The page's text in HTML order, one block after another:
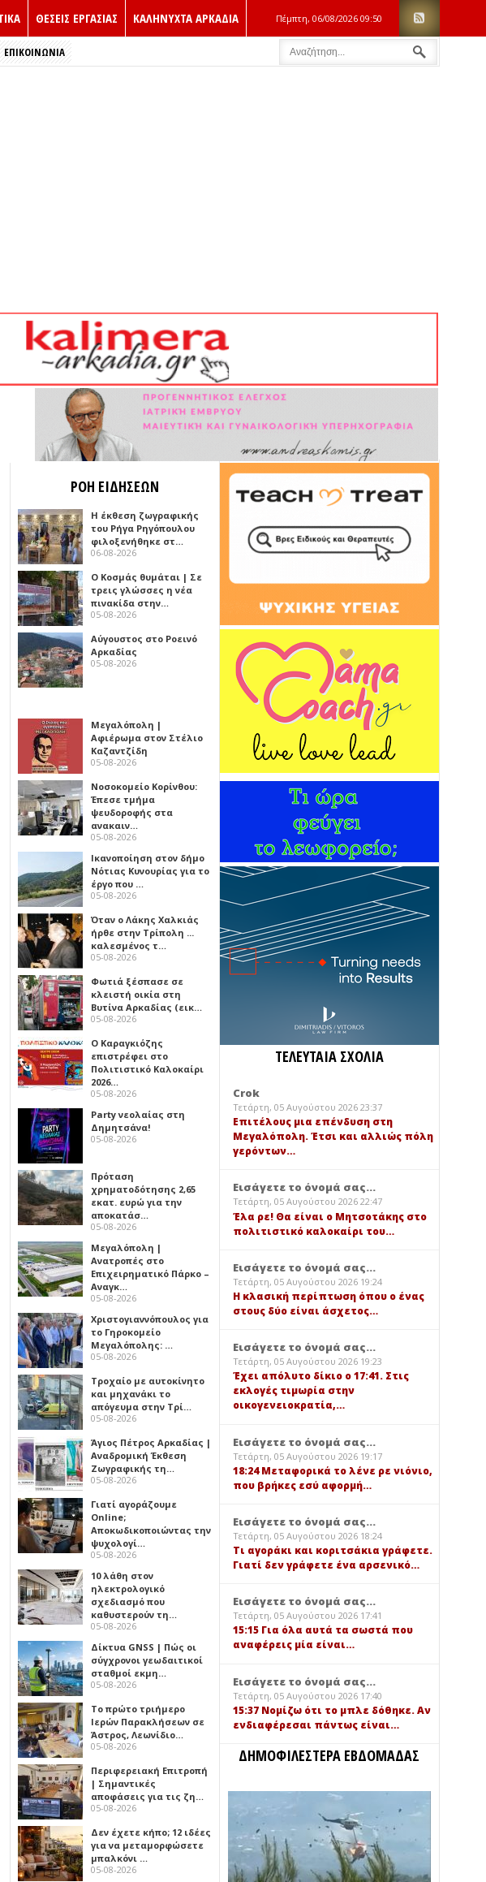
ΘΕΣΕΙΣ ΕΡΓΑΣΙΑΣ ΚΑΛΗΝΥΧΤΑ ΑΡΚΑΔΙΑ Πέμπτη, 06/08/2026 09:50
ΕΠΙΚΟΙΝΩΝΙΑ
ΡΟΗ ΕΙΔΗΣΕΩΝ
Η έκθεση ζωγραφικής
του Ρήγα Ρηγόπουλου
φιλοξενήθηκε στ…
06-08-2026
Ο Κοσμάς θυμάται | Σε
τρεις γλώσσες η νέα
πινακίδα στην…
05-08-2026
Αύγουστος στο Ροεινό
Αρκαδίας
05-08-2026
Μεγαλόπολη |
Αφιέρωμα στον Στέλιο
Καζαντζίδη
05-08-2026
Νοσοκομείο Κορίνθου:
Έπεσε τμήμα
ψευδοροφής στα
ανακαιν…
05-08-2026
Ικανοποίηση στον δήμο
Νότιας Κυνουρίας για το
έργο που …
05-08-2026
Όταν ο Λάκης Χαλκιάς
ήρθε στην Τρίπολη ...
καλεσμένος τ…
05-08-2026
Φωτιά ξέσπασε σε
κλειστή οικία στη
Βυτίνα Αρκαδίας (εικ…
05-08-2026
Ο Καραγκιόζης
επιστρέφει στο
Πολιτιστικό Καλοκαίρι
2026…
05-08-2026
Party νεολαίας στη
Δημητσάνα!
05-08-2026
Πρόταση
χρηματοδότησης 2,65
εκατ. ευρώ για την
αποκατάσ…
05-08-2026
Μεγαλόπολη |
Ανατροπές στο
Επιχειρηματικό Πάρκο –
Αναγκ…
05-08-2026
Χριστογιαννόπουλος για
το Γηροκομείο
Μεγαλόπολης: …
05-08-2026
Τροχαίο με αυτοκίνητο
και μηχανάκι το
απόγευμα στην Τρί…
05-08-2026
Άγιος Πέτρος Αρκαδίας |
Αναδρομική Έκθεση
Ζωγραφικής τη…
05-08-2026
Γιατί αγοράζουμε
Online;
Αποκωδικοποιώντας την
ψυχολογί…
05-08-2026
10 λάθη στον
ηλεκτρολογικό
σχεδιασμό που
καθυστερούν τη…
05-08-2026
Δίκτυα GNSS | Πώς οι
σύγχρονοι γεωδαιτικοί
σταθμοί εκμη…
05-08-2026
Το πρώτο τριήμερο
Ιερών Παρακλήσεων σε
Άστρος, Λεωνίδιο…
05-08-2026
Περιφερειακή Επιτροπή
| Σημαντικές
αποφάσεις για τις ζη…
05-08-2026
Δεν έχετε κήπο; 12 ιδέες
για να μεταμορφώσετε
μπαλκόνι …
05-08-2026
ΤΕΛΕΥΤΑΙΑ ΣΧΟΛΙΑ
Crok
Τετάρτη, 05 Αυγούστου 2026 23:37
Επιτέλους μια επένδυση στη
Μεγαλόπολη. Έτσι και αλλιώς πόλη
γερόντων…
Εισάγετε το όνομά σας...
Τετάρτη, 05 Αυγούστου 2026 22:47
Έλα ρε! Θα είναι ο Μητσοτάκης στο
πολιτιστικό καλοκαίρι του…
Εισάγετε το όνομά σας...
Τετάρτη, 05 Αυγούστου 2026 19:24
Η κλασική περίπτωση όπου ο ένας
στους δύο είναι άσχετος…
Εισάγετε το όνομά σας...
Τετάρτη, 05 Αυγούστου 2026 19:23
Έχει απόλυτο δίκιο ο 17:41. Στις
εκλογές τιμωρία στην
οικογενειοκρατία,…
Εισάγετε το όνομά σας...
Τετάρτη, 05 Αυγούστου 2026 19:17
18:24 Μεταφορικά το λένε ρε νιόνιο,
που βρήκες εσύ αφορμή…
Εισάγετε το όνομά σας...
Τετάρτη, 05 Αυγούστου 2026 18:24
Τι αγοράκι και κοριτσάκια γράφετε.
Γιατί δεν γράφετε ένα αρσενικό…
Εισάγετε το όνομά σας...
Τετάρτη, 05 Αυγούστου 2026 17:41
15:15 Για όλα αυτά τα σωστά που
αναφέρεις μία είναι…
Εισάγετε το όνομά σας...
Τετάρτη, 05 Αυγούστου 2026 17:40
15:37 Νομίζω ότι το μπλε δόθηκε. Αν
ενδιαφέρεσαι πάντως είναι…
ΔΗΜΟΦΙΛΕΣΤΕΡΑ ΕΒΔΟΜΑΔΑΣ